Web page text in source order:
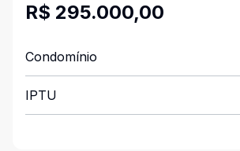
R$ 295.000,00
Condomínio
IPTU